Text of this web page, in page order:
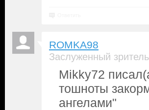
ROMKA98
Заслуженный зритель
Mikky72
тошноты
ангелами"